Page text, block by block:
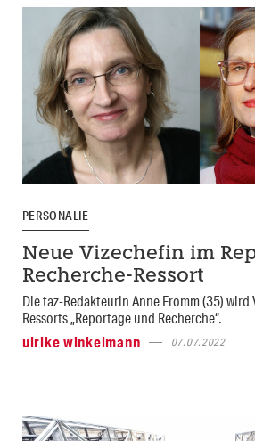
PERSONALIE
Neue Vizechefin im
Recherche-Ressort
Die taz-Redakteurin Anne Fromm (35)
Ressorts „Reportage und Recherche“.
ulrike winkelmann
07.07.2022